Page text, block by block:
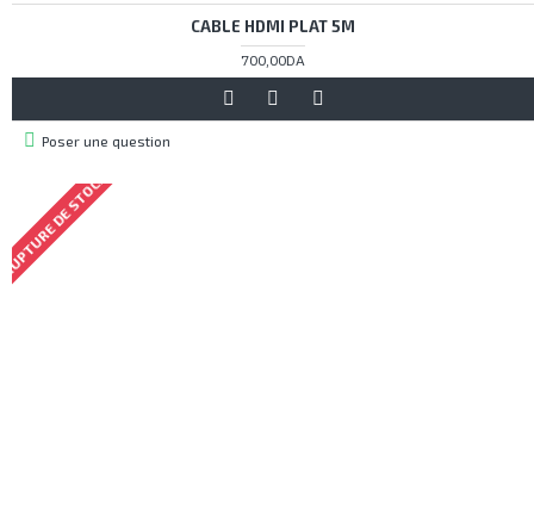
CABLE HDMI PLAT 5M
700,00DA
Poser une question
DE STOCK